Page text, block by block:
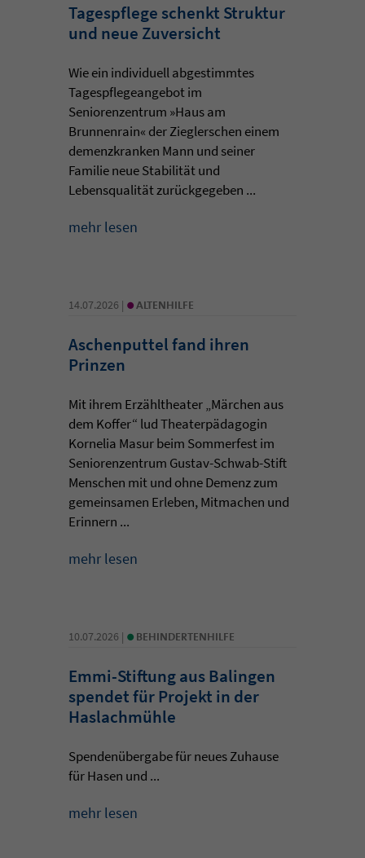
Tagespflege schenkt Struktur
und neue Zuversicht
Wie ein individuell abgestimmtes
Tagespflegeangebot im
Seniorenzentrum »Haus am
Brunnenrain« der Zieglerschen einem
demenzkranken Mann und seiner
Familie neue Stabilität und
Lebensqualität zurückgegeben ...
mehr lesen
14.07.2026 | • ALTENHILFE
Aschenputtel fand ihren
Prinzen
Mit ihrem Erzähltheater „Märchen aus
dem Koffer“ lud Theaterpädagogin
Kornelia Masur beim Sommerfest im
Seniorenzentrum Gustav-Schwab-Stift
Menschen mit und ohne Demenz zum
gemeinsamen Erleben, Mitmachen und
Erinnern ...
mehr lesen
10.07.2026 | • BEHINDERTENHILFE
Emmi-Stiftung aus Balingen
spendet für Projekt in der
Haslachmühle
Spendenübergabe für neues Zuhause
für Hasen und ...
mehr lesen